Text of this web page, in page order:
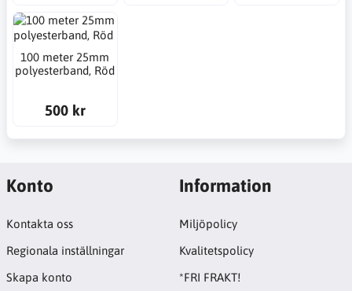
100 meter 25mm
polyesterband, Röd
500 kr
Konto
Kontakta oss
Regionala inställningar
Skapa konto
Information
Miljöpolicy
Kvalitetspolicy
*FRI FRAKT!